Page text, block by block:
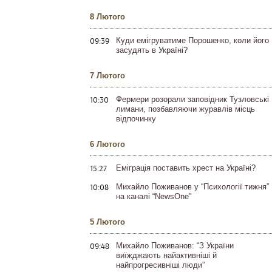
8 Лютого
09:39
Куди емігруватиме Порошенко, коли його
засудять в Україні?
7 Лютого
10:30
Фермери розорали заповідник Тузловські
лимани, позбавляючи журавлів місць
відпочинку
6 Лютого
15:27 Еміграція поставить хрест на Україні?
10:08
Михайло Поживанов у “Психології тижня”
на каналі “NewsOne”
5 Лютого
09:48
Михайло Поживанов: “З України
виїжджають найактивніші й
найпрогресивніші люди”